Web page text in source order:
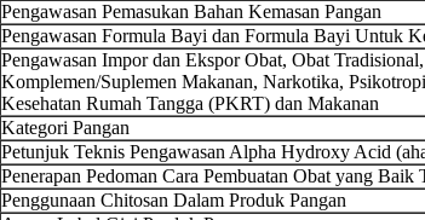
Pengawasan Pemasukan Bahan Kemasan Pangan
Pengawasan Formula Bayi dan Formula Bayi Untuk
Pengawasan Impor dan Ekspor Obat, Obat
Komplemen/Suplemen Makanan, Narkotika,
Kesehatan Rumah Tangga (PKRT) dan Makanan
Kategori Pangan
Petunjuk Teknis Pengawasan Alpha Hydroxy Acid
Penerapan Pedoman Cara Pembuatan Obat yang Baik
Penggunaan Chitosan Dalam Produk Pangan